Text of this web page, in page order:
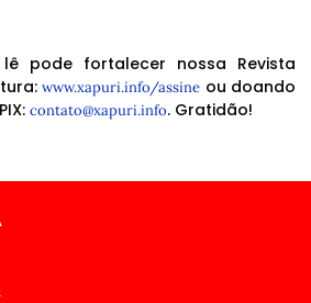
pode fortalecer nossa Revista
www.xapuri.info/assine ou doando
contato@xapuri.info. Gratidão!